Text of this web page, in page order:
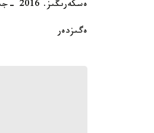
ەسكەرىڭىز. 2016 -جىلى ءومىر باقي ەسىڭىزدە قالار ساياحاتقا اتتانۋىڭىز مۇمكىن.
ەگىزدەر